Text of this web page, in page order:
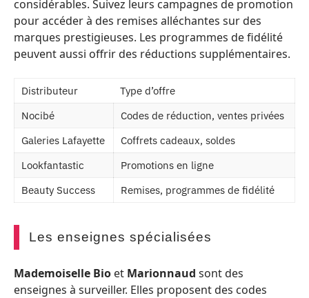
considérables. Suivez leurs campagnes de promotion
pour accéder à des remises alléchantes sur des
marques prestigieuses. Les programmes de fidélité
peuvent aussi offrir des réductions supplémentaires.
Distributeur
Type d’offre
Nocibé
Codes de réduction, ventes privées
Galeries Lafayette
Coffrets cadeaux, soldes
Lookfantastic
Promotions en ligne
Beauty Success
Remises, programmes de fidélité
Les enseignes spécialisées
Mademoiselle Bio et Marionnaud sont des
enseignes à surveiller. Elles proposent des codes